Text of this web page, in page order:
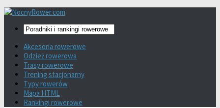
Akcesoria rowerowe
Odzież rowerowa
Trasy rowerowe
Trening stacjonarny
Typy rowerów
Mapa HTML
Rankingi rowerowe